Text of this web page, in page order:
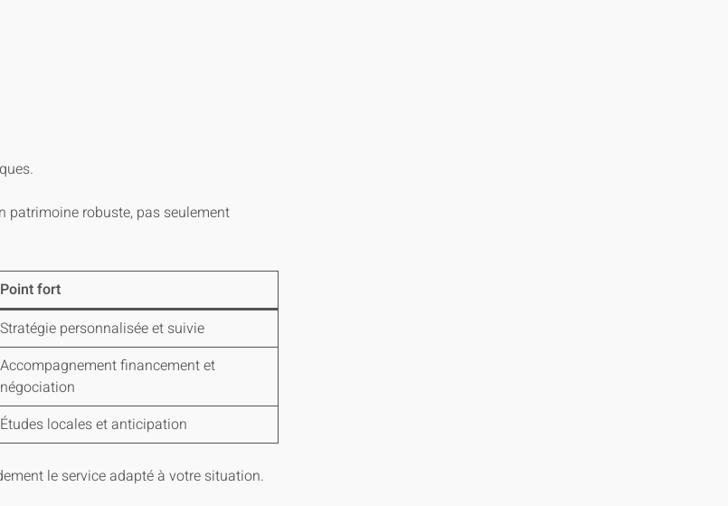
patrimoine robuste, pas seulement
Point fort
Stratégie personnalisée et suivie
Accompagnement financement et
négociation
Études locales et anticipation
le service adapté à votre situation.